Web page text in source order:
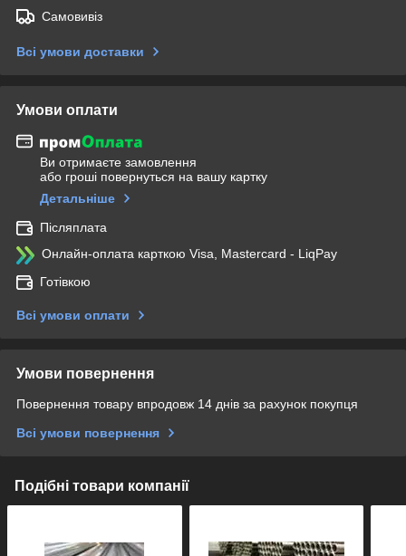
Самовивіз
Всі умови доставки
Умови оплати
Ви отримаєте замовлення
або гроші повернуться на вашу картку
Детальніше
Післяплата
Онлайн-оплата карткою Visa, Mastercard - LiqPay
Готівкою
Всі умови оплати
Умови повернення
Повернення товару впродовж 14 днів за рахунок покупця
Всі умови повернення
Подібні товари компанії